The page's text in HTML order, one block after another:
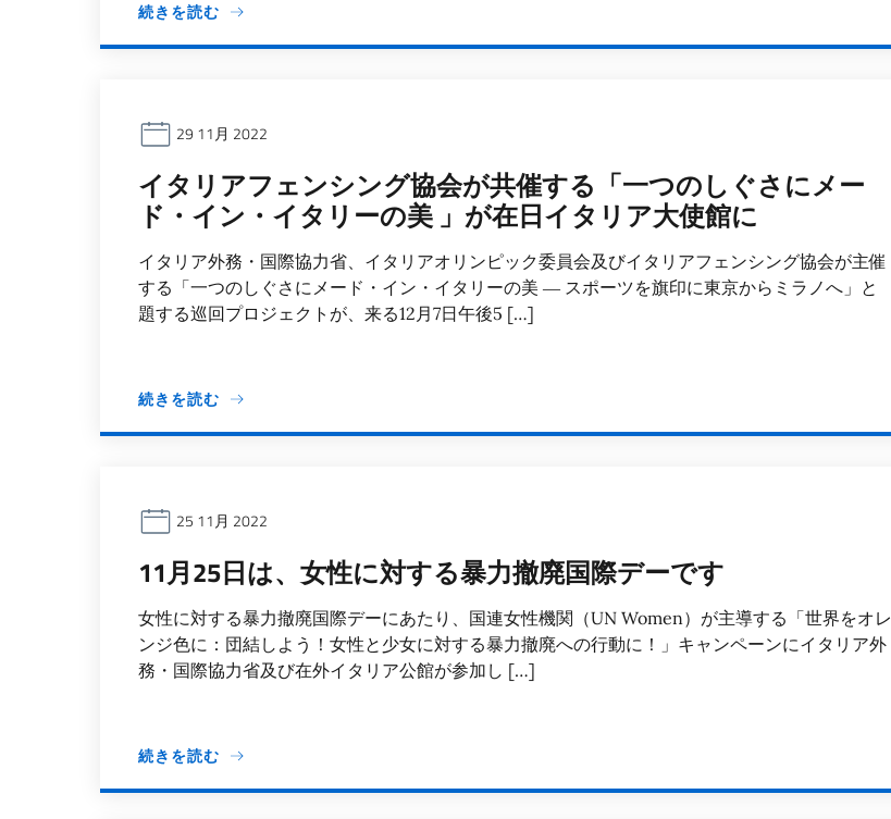
続きを読む
29 11月 2022
イタリアフェンシング協会が共催する「一つのしぐさにメー
ド・イン・イタリーの美 」が在日イタリア大使館に
イタリア外務・国際協力省、イタリアオリンピック委員会及びイタリアフェンシング協会が主催
する「一つのしぐさにメード・イン・イタリーの美 ― スポーツを旗印に東京からミラノへ」と
題する巡回プロジェクトが、来る12月7日午後5 […]
続きを読む
25 11月 2022
11月25日は、女性に対する暴力撤廃国際デーです
女性に対する暴力撤廃国際デーにあたり、国連女性機関（UN Women）が主導する「世界をオレ
ンジ色に：団結しよう！女性と少女に対する暴力撤廃への行動に！」キャンペーンにイタリア外
務・国際協力省及び在外イタリア公館が参加し […]
続きを読む